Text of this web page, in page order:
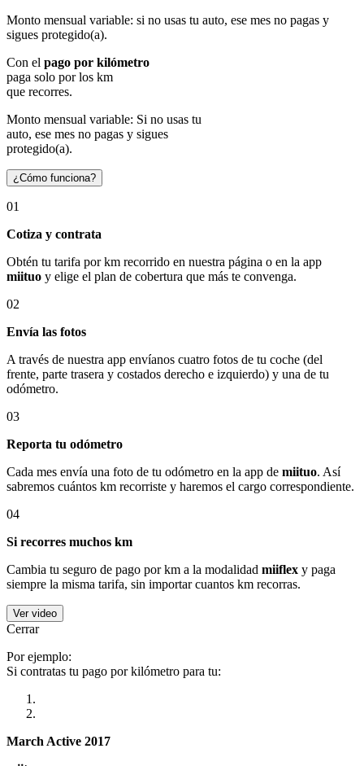
Monto mensual variable: si no usas tu auto, ese mes no pagas y
sigues protegido(a).
Con el pago por kilómetro
paga solo por los km
que recorres.
Monto mensual variable: Si no usas tu
auto, ese mes no pagas y sigues
protegido(a).
¿Cómo funciona?
01
Cotiza y contrata
Obtén tu tarifa por km recorrido en nuestra página o en la app
miituo y elige el plan de cobertura que más te convenga.
02
Envía las fotos
A través de nuestra app envíanos cuatro fotos de tu coche (del
frente, parte trasera y costados derecho e izquierdo) y una de tu
odómetro.
03
Reporta tu odómetro
Cada mes envía una foto de tu odómetro en la app de miituo. Así
sabremos cuántos km recorriste y haremos el cargo correspondiente.
04
Si recorres muchos km
Cambia tu seguro de pago por km a la modalidad miiflex y paga
siempre la misma tarifa, sin importar cuantos km recorras.
Ver video
Cerrar
Por ejemplo:
Si contratas tu pago por kilómetro para tu:
March Active 2017